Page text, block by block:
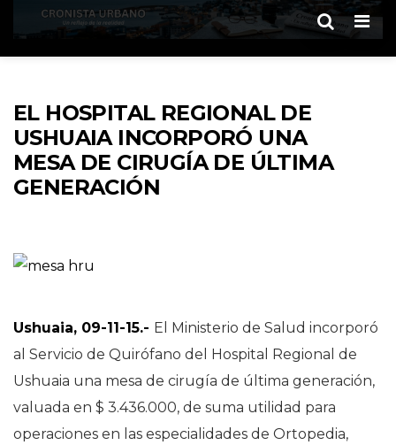
EL HOSPITAL REGIONAL DE
USHUAIA INCORPORÓ UNA
MESA DE CIRUGÍA DE ÚLTIMA
GENERACIÓN
Ushuaia, 09-11-15.- El Ministerio de Salud incorporó
al Servicio de Quirófano del Hospital Regional de
Ushuaia una mesa de cirugía de última generación,
valuada en $ 3.436.000, de suma utilidad para
operaciones en las especialidades de Ortopedia,